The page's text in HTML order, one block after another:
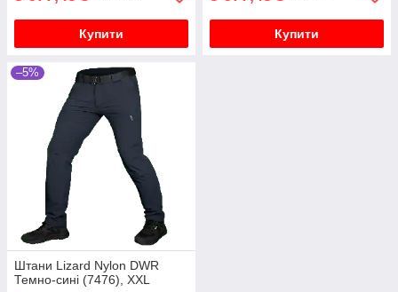
Купити Купити
–5%
Штани Lizard Nylon DWR
Темно-сині (7476), XXL